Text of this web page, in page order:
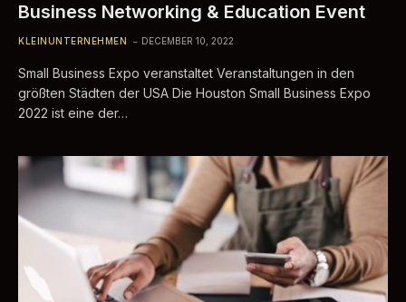
Business Networking & Education Event
KLEINUNTERNEHMEN DECEMBER 10, 2022
Small Business Expo veranstaltet Veranstaltungen in den
größten Städten der USA Die Houston Small Business Expo
2022 ist eine der…